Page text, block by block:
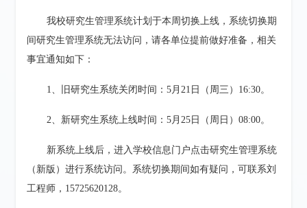
我校研究生管理系统计划于本周切换上线，系统切换期
间研究生管理系统无法访问，请各单位提前做好准备，相关
事宜通知如下：
1、旧研究生系统关闭时间：5月21日（周三）16:30。
2、新研究生系统上线时间：5月25日（周日）08:00。
新系统上线后，进入学校信息门户点击研究生管理系统
（新版）进行系统访问。系统切换期间如有疑问，可联系刘
工程师，15725620128。